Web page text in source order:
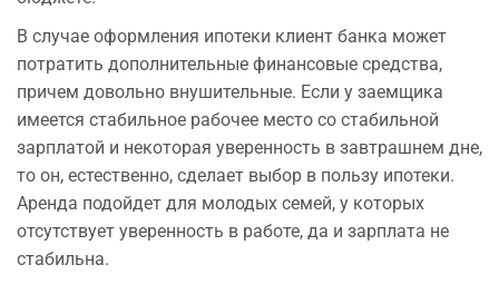
В случае оформления ипотеки клиент банка может
потратить дополнительные финансовые средства,
причем довольно внушительные. Если у заемщика
имеется стабильное рабочее место со стабильной
зарплатой и некоторая уверенность в завтрашнем дне,
то он, естественно, сделает выбор в пользу ипотеки.
Аренда подойдет для молодых семей, у которых
отсутствует уверенность в работе, да и зарплата не
стабильна.